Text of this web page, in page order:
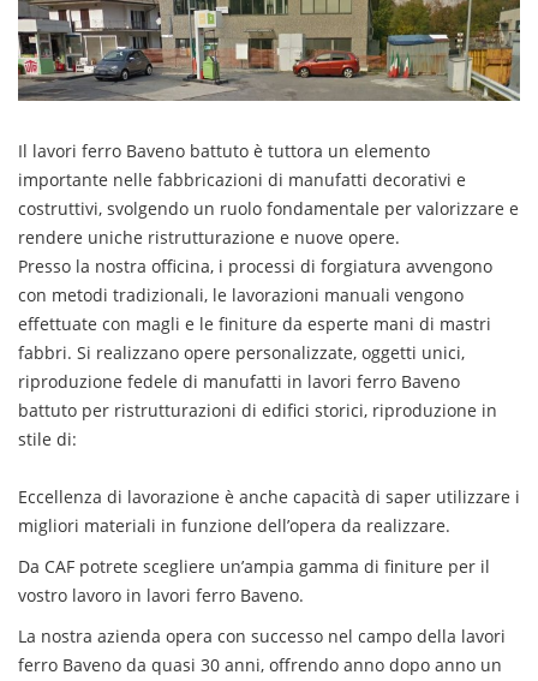
Il lavori ferro Baveno battuto è tuttora un elemento
importante nelle fabbricazioni di manufatti decorativi e
costruttivi, svolgendo un ruolo fondamentale per valorizzare e
rendere uniche ristrutturazione e nuove opere.
Presso la nostra officina, i processi di forgiatura avvengono
con metodi tradizionali, le lavorazioni manuali vengono
effettuate con magli e le finiture da esperte mani di mastri
fabbri. Si realizzano opere personalizzate, oggetti unici,
riproduzione fedele di manufatti in lavori ferro Baveno
battuto per ristrutturazioni di edifici storici, riproduzione in
stile di:
Eccellenza di lavorazione è anche capacità di saper utilizzare i
migliori materiali in funzione dell’opera da realizzare.
Da CAF potrete scegliere un’ampia gamma di finiture per il
vostro lavoro in lavori ferro Baveno.
La nostra azienda opera con successo nel campo della lavori
ferro Baveno da quasi 30 anni, offrendo anno dopo anno un